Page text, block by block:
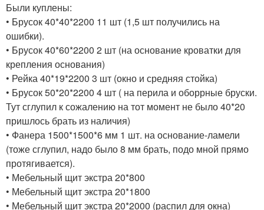
Были куплены:
• Брусок 40*40*2200 11 шт (1,5 шт получились на
ошибки).
• Брусок 40*60*2200 2 шт (на основание кроватки для
крепления основания)
• Рейка 40*19*2200 3 шт (окно и средняя стойка)
• Брусок 50*20*2200 4 шт ( на перила и оборрные бруски.
Тут сглупил к сожалению на тот момент не было 40*20
пришлось брать из наличия)
• Фанера 1500*1500*6 мм 1 шт. на основание-ламели
(тоже сглупил, надо было 8 мм брать, подо мной прямо
протягивается).
• Мебельный щит экстра 20*800
• Мебельный щит экстра 20*1800
• Мебельный щит экстра 20*2000 (распил для окна)